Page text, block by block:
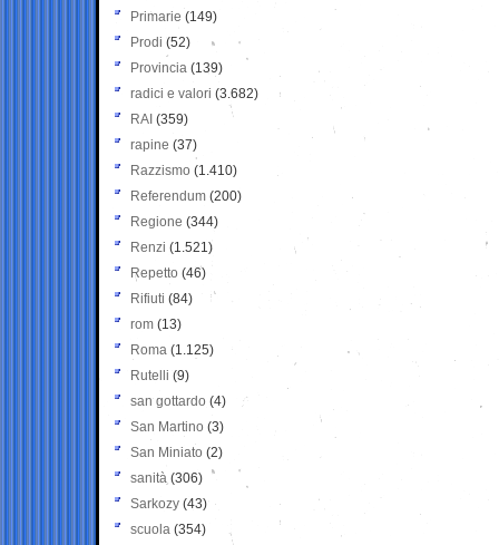
Primarie (149)
Prodi (52)
Provincia (139)
radici e valori (3.682)
RAI (359)
rapine (37)
Razzismo (1.410)
Referendum (200)
Regione (344)
Renzi (1.521)
Repetto (46)
Rifiuti (84)
rom (13)
Roma (1.125)
Rutelli (9)
san gottardo (4)
San Martino (3)
San Miniato (2)
sanità (306)
Sarkozy (43)
scuola (354)